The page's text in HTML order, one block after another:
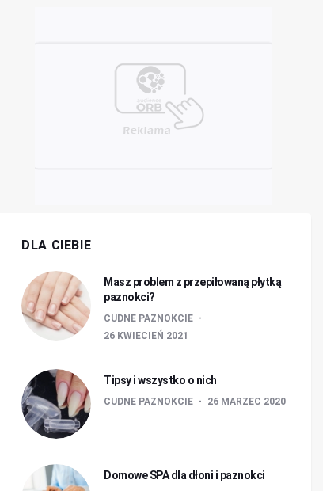
DLA CIEBIE
Masz problem z przepiłowaną płytką
paznokci?
CUDNE PAZNOKCIE
26 KWIECIEŃ 2021
Tipsy i wszystko o nich
CUDNE PAZNOKCIE 26 MARZEC 2020
Domowe SPA dla dłoni i paznokci